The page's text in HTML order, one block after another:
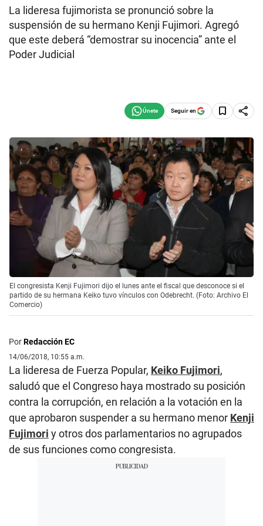
La lideresa fujimorista se pronunció sobre la
suspensión de su hermano Kenji Fujimori. Agregó
que este deberá “demostrar su inocencia” ante el
Poder Judicial
Seguir en
El congresista Kenji Fujimori dijo el lunes ante el fiscal que desconoce si el
partido de su hermana Keiko tuvo vínculos con Odebrecht. (Foto: Archivo El
Comercio)
PorRedacción EC
14/06/2018, 10:55 a.m.
La lideresa de Fuerza Popular, Keiko Fujimori,
saludó que el Congreso haya mostrado su posición
contra la corrupción, en relación a la votación en la
que aprobaron suspender a su hermano menor Kenji
Fujimori y otros dos parlamentarios no agrupados
de sus funciones como congresista.